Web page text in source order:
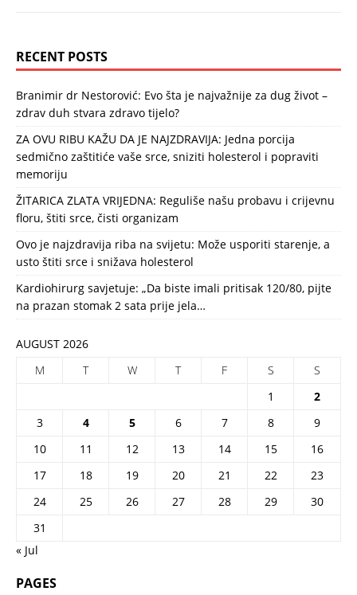
RECENT POSTS
Branimir dr Nestorović: Evo šta je najvažnije za dug život –
zdrav duh stvara zdravo tijelo?
ZA OVU RIBU KAŽU DA JE NAJZDRAVIJA: Jedna porcija
sedmično zaštitiće vaše srce, sniziti holesterol i popraviti
memoriju
ŽITARICA ZLATA VRIJEDNA: Reguliše našu probavu i crijevnu
floru, štiti srce, čisti organizam
Ovo je najzdravija riba na svijetu: Može usporiti starenje, a
usto štiti srce i snižava holesterol
Kardiohirurg savjetuje: „Da biste imali pritisak 120/80, pijte
na prazan stomak 2 sata prije jela…
AUGUST 2026
M
T W T F S
S
1
2
3
4 5 6 7 8
9
10
11 12 13 14 15
16
17
18 19 20 21 22
23
24
25 26 27 28 29
30
31
« Jul
PAGES